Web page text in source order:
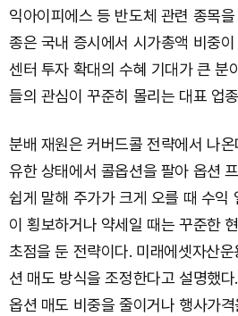
익아이피에스 등 반도체 관련 종목
종은 국내 증시에서 시가총액 비중
센터 투자 확대의 수혜 기대가 큰 분
들의 관심이 꾸준히 몰리는 대표 업
분배 재원은 커버드콜 전략에서 나
유한 상태에서 콜옵션을 팔아 옵션
쉽게 말해 주가가 크게 오를 때 수익
이 횡보하거나 약세일 때는 꾸준한
초점을 둔 전략이다. 미래에셋자산
션 매도 방식을 조정한다고 설명했
옵션 매도 비중을 줄이거나 행사가